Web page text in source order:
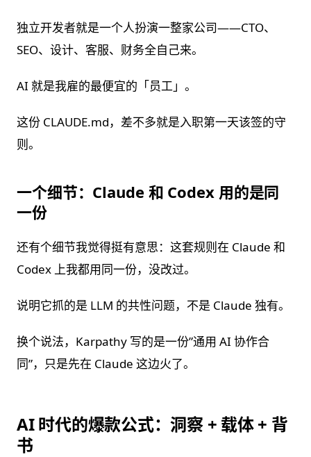
独立开发者就是一个人扮演一整家公司——CTO、
SEO、设计、客服、财务全自己来。
AI 就是我雇的最便宜的「员工」。
这份 CLAUDE.md，差不多就是入职第一天该签的守
则。
一个细节：Claude 和 Codex 用的是同
一份
还有个细节我觉得挺有意思：这套规则在 Claude 和
Codex 上我都用同一份，没改过。
说明它抓的是 LLM 的共性问题，不是 Claude 独有。
换个说法，Karpathy 写的是一份”通用 AI 协作合
同”，只是先在 Claude 这边火了。
AI 时代的爆款公式：洞察 + 载体 + 背
书